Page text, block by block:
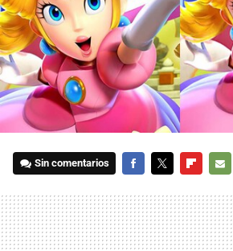
Sin comentarios
MAIL